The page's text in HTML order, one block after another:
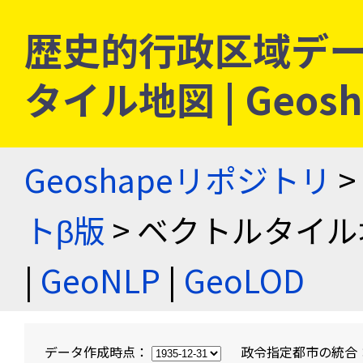
歴史的行政区域デ
タイル地図 |
Geoshapeリポジトリ >
トβ版 > ベクトルタイ
| GeoNLP | GeoLOD
データ作成時点： 政令指定都市の統